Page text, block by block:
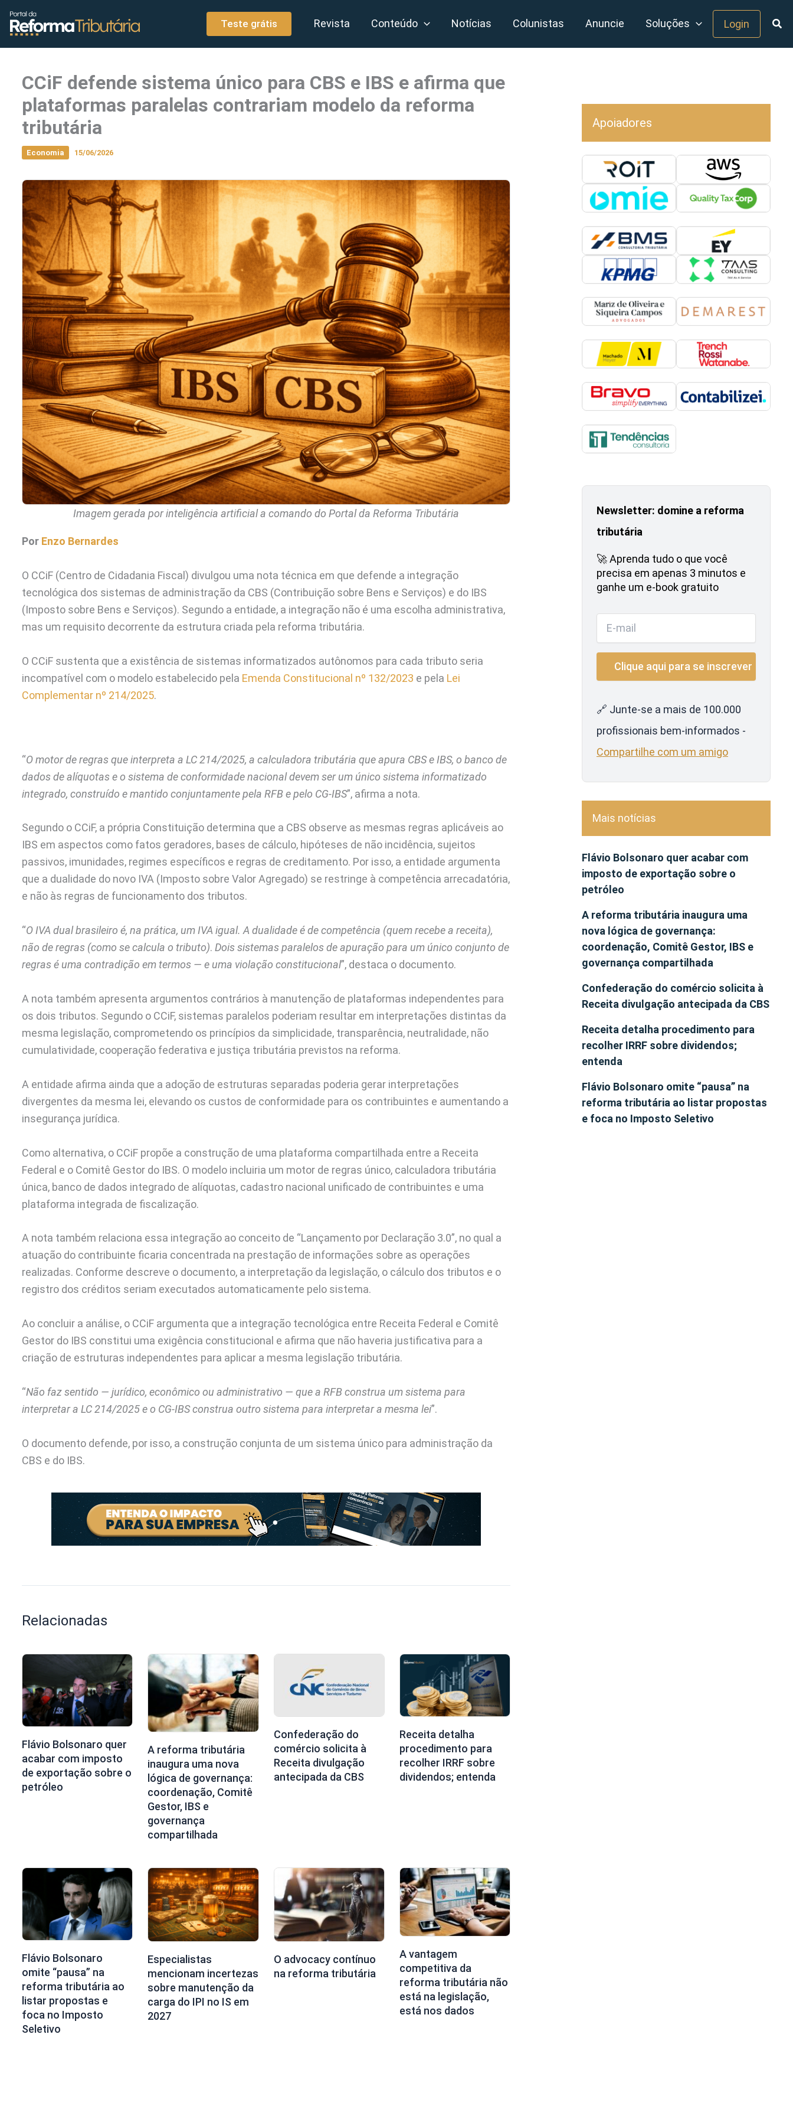
conteúdo
Teste grátis Revista Conteúdo Notícias Colunistas Anuncie Soluções Login
CCiF defende sistema único para CBS e IBS e afirma que
plataformas paralelas contrariam modelo da reforma
tributária
Economia 15/06/2026
Imagem gerada por inteligência artificial a comando do Portal da Reforma Tributária
Por Enzo Bernardes
O CCiF (Centro de Cidadania Fiscal) divulgou uma nota técnica em que defende a integração
tecnológica dos sistemas de administração da CBS (Contribuição sobre Bens e Serviços) e do IBS
(Imposto sobre Bens e Serviços). Segundo a entidade, a integração não é uma escolha administrativa,
mas um requisito decorrente da estrutura criada pela reforma tributária.
O CCiF sustenta que a existência de sistemas informatizados autônomos para cada tributo seria
incompatível com o modelo estabelecido pela Emenda Constitucional nº 132/2023 e pela Lei
Complementar nº 214/2025.
“O motor de regras que interpreta a LC 214/2025, a calculadora tributária que apura CBS e IBS, o banco de
dados de alíquotas e o sistema de conformidade nacional devem ser um único sistema informatizado
integrado, construído e mantido conjuntamente pela RFB e pelo CG-IBS”, afirma a nota.
Segundo o CCiF, a própria Constituição determina que a CBS observe as mesmas regras aplicáveis ao
IBS em aspectos como fatos geradores, bases de cálculo, hipóteses de não incidência, sujeitos
passivos, imunidades, regimes específicos e regras de creditamento. Por isso, a entidade argumenta
que a dualidade do novo IVA (Imposto sobre Valor Agregado) se restringe à competência arrecadatória,
e não às regras de funcionamento dos tributos.
“O IVA dual brasileiro é, na prática, um IVA igual. A dualidade é de competência (quem recebe a receita),
não de regras (como se calcula o tributo). Dois sistemas paralelos de apuração para um único conjunto de
regras é uma contradição em termos — e uma violação constitucional”, destaca o documento.
A nota também apresenta argumentos contrários à manutenção de plataformas independentes para
os dois tributos. Segundo o CCiF, sistemas paralelos poderiam resultar em interpretações distintas da
mesma legislação, comprometendo os princípios da simplicidade, transparência, neutralidade, não
cumulatividade, cooperação federativa e justiça tributária previstos na reforma.
A entidade afirma ainda que a adoção de estruturas separadas poderia gerar interpretações
divergentes da mesma lei, elevando os custos de conformidade para os contribuintes e aumentando a
insegurança jurídica.
Como alternativa, o CCiF propõe a construção de uma plataforma compartilhada entre a Receita
Federal e o Comitê Gestor do IBS. O modelo incluiria um motor de regras único, calculadora tributária
única, banco de dados integrado de alíquotas, cadastro nacional unificado de contribuintes e uma
plataforma integrada de fiscalização.
A nota também relaciona essa integração ao conceito de “Lançamento por Declaração 3.0”, no qual a
atuação do contribuinte ficaria concentrada na prestação de informações sobre as operações
realizadas. Conforme descreve o documento, a interpretação da legislação, o cálculo dos tributos e o
registro dos créditos seriam executados automaticamente pelo sistema.
Ao concluir a análise, o CCiF argumenta que a integração tecnológica entre Receita Federal e Comitê
Gestor do IBS constitui uma exigência constitucional e afirma que não haveria justificativa para a
criação de estruturas independentes para aplicar a mesma legislação tributária.
“Não faz sentido — jurídico, econômico ou administrativo — que a RFB construa um sistema para
interpretar a LC 214/2025 e o CG-IBS construa outro sistema para interpretar a mesma lei”.
O documento defende, por isso, a construção conjunta de um sistema único para administração da
CBS e do IBS.
Relacionadas
Flávio Bolsonaro quer
acabar com imposto
de exportação sobre o
petróleo
A reforma tributária
inaugura uma nova
lógica de governança:
coordenação, Comitê
Gestor, IBS e
governança
compartilhada
Confederação do
comércio solicita à
Receita divulgação
antecipada da CBS
Receita detalha
procedimento para
recolher IRRF sobre
dividendos; entenda
Flávio Bolsonaro
omite “pausa” na
reforma tributária ao
listar propostas e
foca no Imposto
Seletivo
Especialistas
mencionam incertezas
sobre manutenção da
carga do IPI no IS em
2027
O advocacy contínuo
na reforma tributária
A vantagem
competitiva da
reforma tributária não
está na legislação,
está nos dados
Apoiadores
Newsletter: domine a reforma
tributária
🚀 Aprenda tudo o que você
precisa em apenas 3 minutos e
ganhe um e-book gratuito
🔗 Junte-se a mais de 100.000
profissionais bem-informados -
Compartilhe com um amigo
Mais notícias
Flávio Bolsonaro quer acabar com
imposto de exportação sobre o
petróleo
A reforma tributária inaugura uma
nova lógica de governança:
coordenação, Comitê Gestor, IBS e
governança compartilhada
Confederação do comércio solicita à
Receita divulgação antecipada da CBS
Receita detalha procedimento para
recolher IRRF sobre dividendos;
entenda
Flávio Bolsonaro omite “pausa” na
reforma tributária ao listar propostas
e foca no Imposto Seletivo